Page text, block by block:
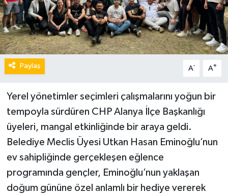
Paylaş A- A+
Yerel yönetimler seçimleri çalışmalarını yoğun bir
tempoyla sürdüren CHP Alanya İlçe Başkanlığı
üyeleri, mangal etkinliğinde bir araya geldi.
Belediye Meclis Üyesi Utkan Hasan Eminoğlu’nun
ev sahipliğinde gerçekleşen eğlence
programında gençler, Eminoğlu’nun yaklaşan
doğum gününe özel anlamlı bir hediye vererek